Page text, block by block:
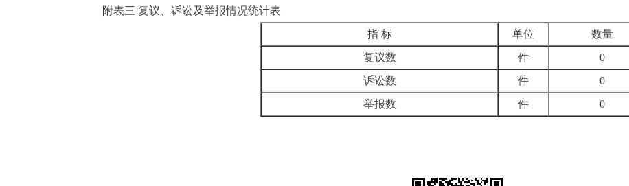
附表三 复议、诉讼及举报情况统计表
指 标
单位
数量
复议数
件
0
诉讼数
件
0
举报数
件 0